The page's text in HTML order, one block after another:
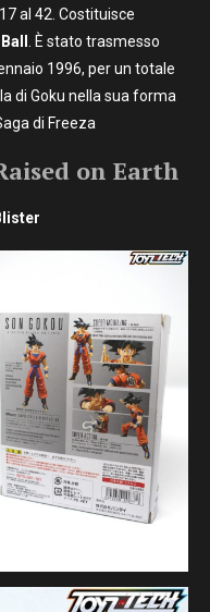
al 42. Costituisce
. È stato trasmesso
1996, per un totale
di Goku nella sua forma
di Freeza
on Earth